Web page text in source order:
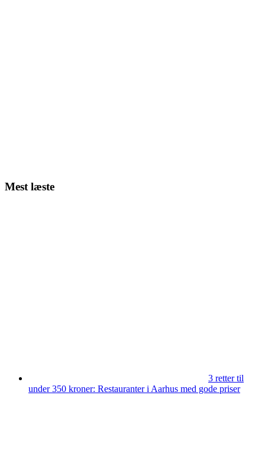
Mest læste
3 retter til
under 350 kroner: Restauranter i Aarhus med gode priser